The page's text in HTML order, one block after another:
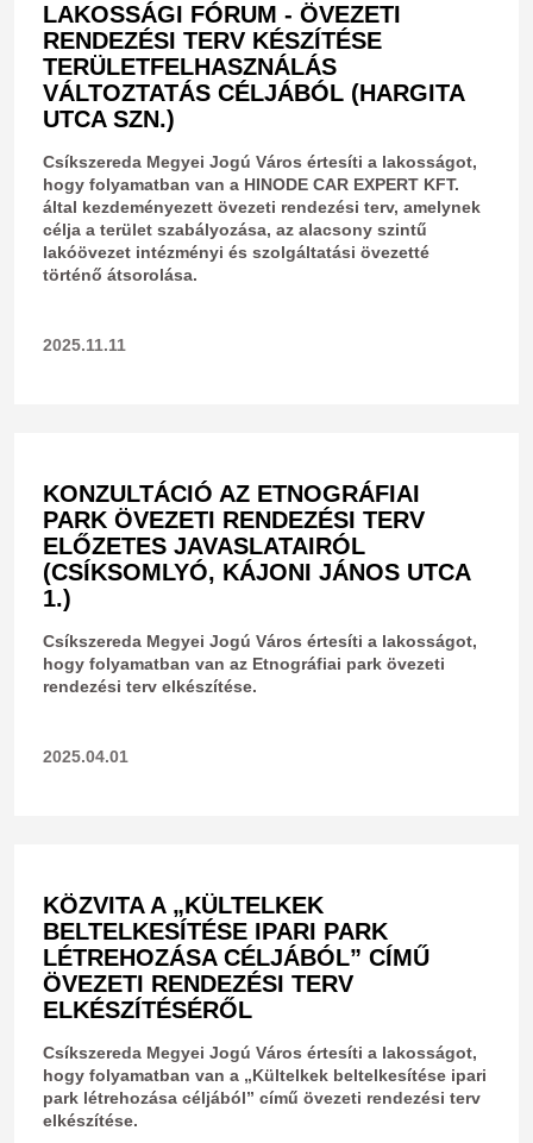
LAKOSSÁGI FÓRUM - ÖVEZETI
RENDEZÉSI TERV KÉSZÍTÉSE
TERÜLETFELHASZNÁLÁS
VÁLTOZTATÁS CÉLJÁBÓL (HARGITA
UTCA SZN.)
Csíkszereda Megyei Jogú Város értesíti a lakosságot,
hogy folyamatban van a HINODE CAR EXPERT KFT.
által kezdeményezett övezeti rendezési terv, amelynek
célja a terület szabályozása, az alacsony szintű
lakóövezet intézményi és szolgáltatási övezetté
történő átsorolása.
2025.11.11
KONZULTÁCIÓ AZ ETNOGRÁFIAI
PARK ÖVEZETI RENDEZÉSI TERV
ELŐZETES JAVASLATAIRÓL
(CSÍKSOMLYÓ, KÁJONI JÁNOS UTCA
1.)
Csíkszereda Megyei Jogú Város értesíti a lakosságot,
hogy folyamatban van az Etnográfiai park övezeti
rendezési terv elkészítése.
2025.04.01
KÖZVITA A „KÜLTELKEK
BELTELKESÍTÉSE IPARI PARK
LÉTREHOZÁSA CÉLJÁBÓL” CÍMŰ
ÖVEZETI RENDEZÉSI TERV
ELKÉSZÍTÉSÉRŐL
Csíkszereda Megyei Jogú Város értesíti a lakosságot,
hogy folyamatban van a „Kültelkek beltelkesítése ipari
park létrehozása céljából” című övezeti rendezési terv
elkészítése.